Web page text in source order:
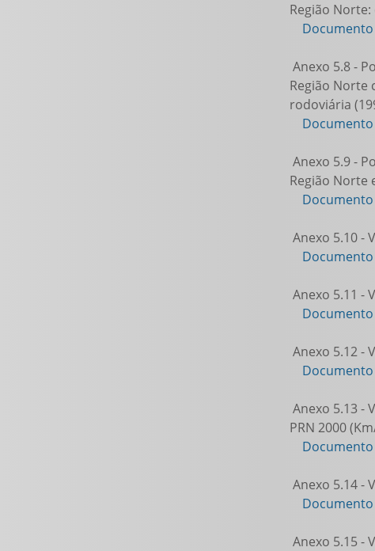
Região
Anexo 5.8 -
Região Norte
rodoviária
Anexo 5.9 -
Região Norte
Anexo 5.10 -
Anexo 5.11 -
Anexo 5.12 -
Anexo 5.13 -
PRN 2000
Anexo 5.14 -
Anexo 5.15 -